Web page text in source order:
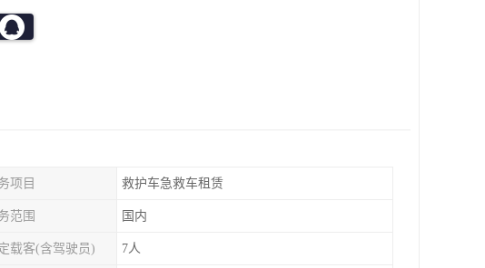
项目 救护车急救车租赁
范围 国内
载客(含驾驶员) 7人